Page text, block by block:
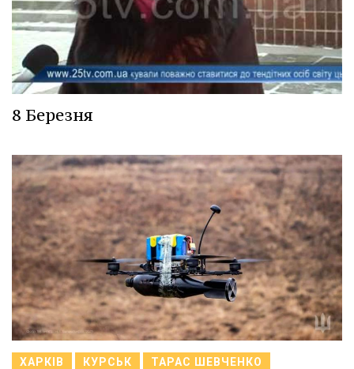
8 Березня
ХАРКІВ КУРСЬК ТАРАС ШЕВЧЕНКО